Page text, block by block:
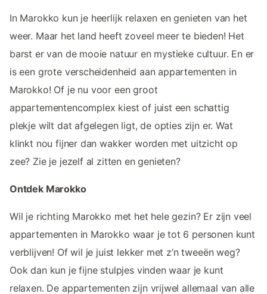
In Marokko kun je heerlijk relaxen en genieten van het
weer. Maar het land heeft zoveel meer te bieden! Het
barst er van de mooie natuur en mystieke cultuur. En er
is een grote verscheidenheid aan appartementen in
Marokko! Of je nu voor een groot
appartementencomplex kiest of juist een schattig
plekje wilt dat afgelegen ligt, de opties zijn er. Wat
klinkt nou fijner dan wakker worden met uitzicht op
zee? Zie je jezelf al zitten en genieten?
Ontdek Marokko
Wil je richting Marokko met het hele gezin? Er zijn veel
appartementen in Marokko waar je tot 6 personen kunt
verblijven! Of wil je juist lekker met z’n tweeën weg?
Ook dan kun je fijne stulpjes vinden waar je kunt
relaxen. De appartementen zijn vrijwel allemaal van alle